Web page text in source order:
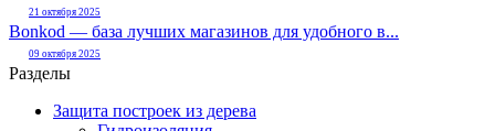
21 октября 2025
Bonkod — база лучших магазинов для удобного в...
09 октября 2025
Разделы
Защита построек из дерева